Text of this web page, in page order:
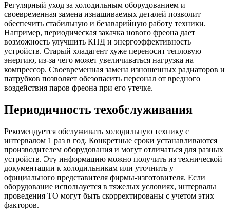
Регулярный уход за холодильным оборудованием и
своевременная замена изнашиваемых деталей позволит
обеспечить стабильную и безаварийную работу техники.
Например, периодическая закачка нового фреона дает
возможность улучшить КПД и энергоэффективность
устройств. Старый хладагент хуже переносит тепловую
энергию, из-за чего может увеличиваться нагрузка на
компрессор. Своевременная замена изношенных радиаторов и
патрубков позволяет обезопасить персонал от вредного
воздействия паров фреона при его утечке.
Периодичность техобслуживания
Рекомендуется обслуживать холодильную технику с
интервалом 1 раз в год. Конкретные сроки устанавливаются
производителем оборудования и могут отличаться для разных
устройств. Эту информацию можно получить из технической
документации к холодильникам или уточнить у
официального представителя фирмы-изготовителя. Если
оборудование используется в тяжелых условиях, интервалы
проведения ТО могут быть скорректированы с учетом этих
факторов.